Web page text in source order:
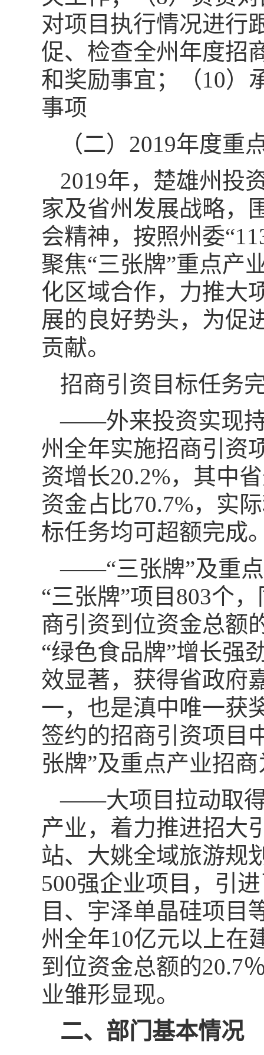
对项目执行情况进行
促、检查全州年度招
和奖励事宜；（10）
事项
（二）2019年度重
2019年，楚雄州投
家及省州发展战略，
会精神，按照州委
聚焦“三张牌”重点产
化区域合作，力推大
展的良好势头，为促
贡献。
招商引资目标任务
——外来投资实现持
州全年实施招商引资
资增长20.2%，其中
资金占比70.7%，实
标任务均可超额完成
——“三张牌”及重点
“三张牌”项目803个
商引资到位资金总额
“绿色食品牌”增长强
效显著，获得省政府
一，也是滇中唯一获
签约的招商引资项目
张牌”及重点产业招
——大项目拉动取得
产业，着力推进招大
站、大姚全域旅游规
500强企业项目，引
目、宇泽单晶硅项目
州全年10亿元以上在
到位资金总额的20.7
业雏形显现。
二、部门基本情况